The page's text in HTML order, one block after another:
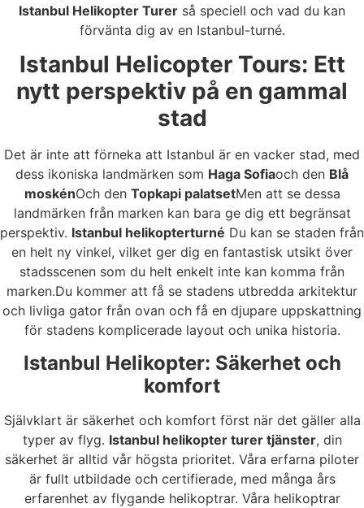
Istanbul Helikopter Turer så speciell och vad du kan
förvänta dig av en Istanbul-turné.
Istanbul Helicopter Tours: Ett
nytt perspektiv på en gammal
stad
Det är inte att förneka att Istanbul är en vacker stad, med
dess ikoniska landmärken som Haga Sofiaoch den Blå
moskénOch den Topkapi palatsetMen att se dessa
landmärken från marken kan bara ge dig ett begränsat
perspektiv. Istanbul helikopterturné Du kan se staden från
en helt ny vinkel, vilket ger dig en fantastisk utsikt över
stadsscenen som du helt enkelt inte kan komma från
marken.Du kommer att få se stadens utbredda arkitektur
och livliga gator från ovan och få en djupare uppskattning
för stadens komplicerade layout och unika historia.
Istanbul Helikopter: Säkerhet och
komfort
Självklart är säkerhet och komfort först när det gäller alla
typer av flyg. Istanbul helikopter turer tjänster, din
säkerhet är alltid vår högsta prioritet. Våra erfarna piloter
är fullt utbildade och certifierade, med många års
erfarenhet av flygande helikoptrar. Våra helikoptrar